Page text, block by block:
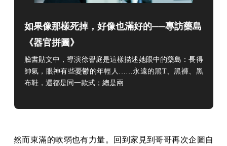
如果像那樣死掉，好像也滿好的──專訪藥島
《器官拼圖》
臉書貼文中，導演徐譽庭是這樣描述她眼中的藥島：長得
帥氣，眼神有些憂鬱的年輕人……永遠的黑T、黑褲、黑
布鞋，還都是同一款式；總是兩
然而東滿的軟弱也有力量。回到家見到哥哥再次企圖自